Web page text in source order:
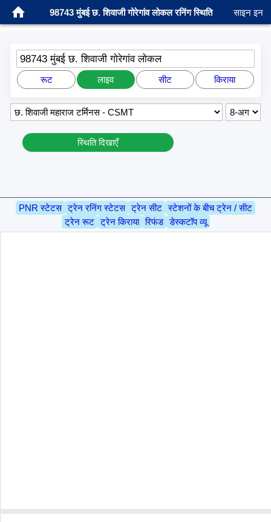
98743 मुंबई छ. शिवाजी गोरेगांव लोकल रनिंग स्थिति साइन इन
98743 मुंबई छ. शिवाजी गोरेगांव लोकल
रूट लाइव सीट किराया
स्थिति दिखाएँ
PNR स्टेटस ट्रेन रनिंग स्टेटस ट्रेन सीट स्टेशनों के बीच ट्रेन / सीट
ट्रेन रूट ट्रेन किराया रिफंड डेस्कटॉप व्यू